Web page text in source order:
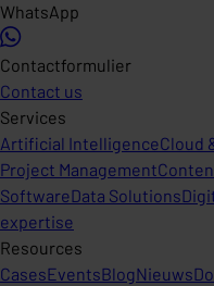
WhatsApp
Contactformulier
Contact us
Services
Artificial IntelligenceCloud
Project Management
SoftwareData Solutions
expertise
Resources
CasesEventsBlogNieuws